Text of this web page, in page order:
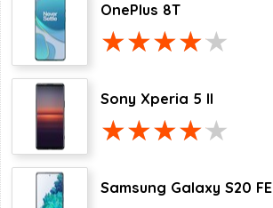
OnePlus 8T
Sony Xperia 5 II
Samsung Galaxy S20 FE